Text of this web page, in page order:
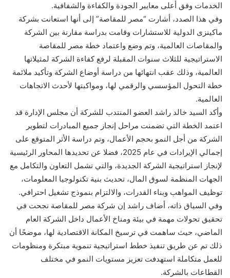
الخدمات وفق أعلى معايير الجودة والكفاءة والشفافية.
وفي هذا الصدد، أشارت “مصر للمقاصة” إلى أنها استعانت بشركة
ماكينزى الدولية للاستشارات وقامت بدراسة مقارنة بين الشركة
والمقاصات العالمية، وتم وضع واعتماد خطة مصر للمقاصة
الاستراتيجية للثلاث سنوات المقبلة لرفع كفاءة الشركة لمثيلاتها
العالمية، وذلك عقب انتهائها من دراسة أوضاع الشركة وتأكيد ملائمة
خطة التحول المؤسسي والرقمي لها، ومواكبتها لأحدث الاتجاهات
العالمية.
وأكد السيد خالد راشد العضو المنتدب للشركة أن مجلس الإدارة قد
اعتمد الخطة التي تضمنت مراحل إنجاز جميع المبادرات لتطوير
الشركة من أجل النمو بحجم الأعمال، وتم دراسة الأثر المتوقع على
إجمالي الإيرادات في عام 2025، فضلا عن تحديدها المحاور الرئيسية
لإنجاز استراتيجية الشركة الجديدة، والتي تشمل التعاون والتكامل مع
الجهات المنظمة لسوق المال، تحديث بنية تكنولوجيا المعلومات،
توظيف المواهب وبناء القدرات، والالتزام بنموذج تشغيل احترافي.
وفي السياق ذاته، أضاف راشد إن شركة مصر للمقاصة نجحت في
تحقيق تحولات مهمة في بيئة ومناخ الأعمال داخل الشركة العام
الماضي، حيث ساهمت في ترسيخ المكانة الاقتصادية لها، موضحًا أن
ذلك تم عن طريق تنفيذ خطط استراتيجية تنموية مبتكرة ومنظومات
للعمل متكاملة استهدفت تعزيز مستويات النمو في مختلف
القطاعات بالشركة.